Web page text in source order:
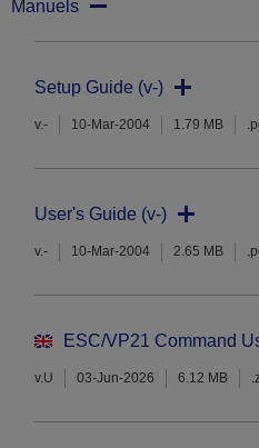
Manuels
Setup Guide (v-)
v.- 10-Mar-2004 1.79 MB
User's Guide (v-)
v.- 10-Mar-2004 2.65 MB
ESC/VP21 Command
v.U 03-Jun-2026 6.12 MB